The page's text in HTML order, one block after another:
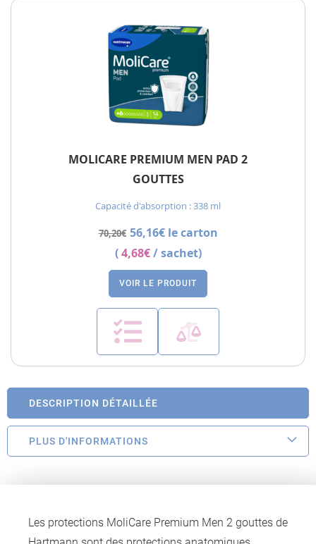
MOLICARE PREMIUM MEN PAD 2
GOUTTES
Capacité d'absorption : 338 ml
70,20€ 56,16€ le carton
(4,68€/ sachet)
VOIR LE PRODUIT
DESCRIPTION DÉTAILLÉE
PLUS D'INFORMATIONS
Les protections MoliCare Premium Men 2 gouttes de